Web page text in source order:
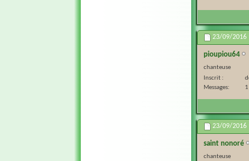
23/09/2016
pioupiou64
chanteuse
Inscrit
Messages
23/09/2016
saint nonoré
chanteuse